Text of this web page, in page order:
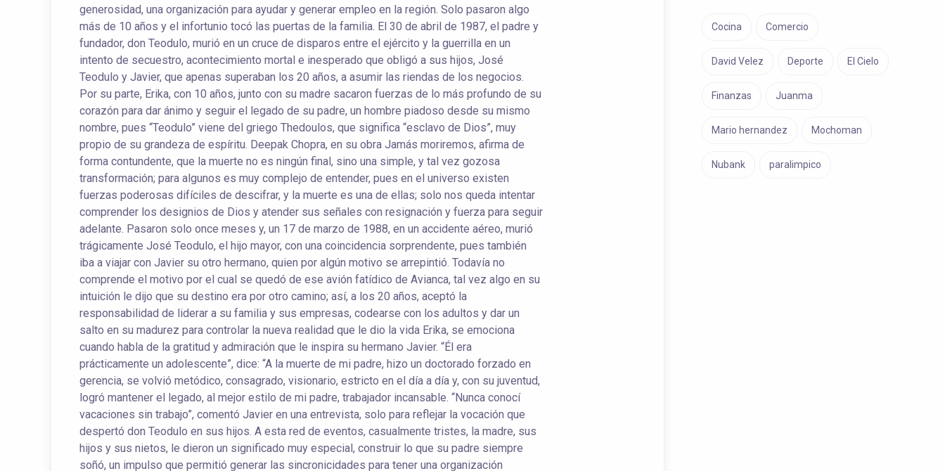
generosidad, una organización para ayudar y generar empleo en la región. Solo pasaron algo
más de 10 años y el infortunio tocó las puertas de la familia. El 30 de abril de 1987, el padre y
fundador, don Teodulo, murió en un cruce de disparos entre el ejército y la guerrilla en un
intento de secuestro, acontecimiento mortal e inesperado que obligó a sus hijos, José
Teodulo y Javier, que apenas superaban los 20 años, a asumir las riendas de los negocios.
Por su parte, Erika, con 10 años, junto con su madre sacaron fuerzas de lo más profundo de su
corazón para dar ánimo y seguir el legado de su padre, un hombre piadoso desde su mismo
nombre, pues “Teodulo” viene del griego Thedoulos, que significa “esclavo de Dios”, muy
propio de su grandeza de espíritu. Deepak Chopra, en su obra Jamás moriremos, afirma de
forma contundente, que la muerte no es ningún final, sino una simple, y tal vez gozosa
transformación; para algunos es muy complejo de entender, pues en el universo existen
fuerzas poderosas difíciles de descifrar, y la muerte es una de ellas; solo nos queda intentar
comprender los designios de Dios y atender sus señales con resignación y fuerza para seguir
adelante. Pasaron solo once meses y, un 17 de marzo de 1988, en un accidente aéreo, murió
trágicamente José Teodulo, el hijo mayor, con una coincidencia sorprendente, pues también
iba a viajar con Javier su otro hermano, quien por algún motivo se arrepintió. Todavía no
comprende el motivo por el cual se quedó de ese avión fatídico de Avianca, tal vez algo en su
intuición le dijo que su destino era por otro camino; así, a los 20 años, aceptó la
responsabilidad de liderar a su familia y sus empresas, codearse con los adultos y dar un
salto en su madurez para controlar la nueva realidad que le dio la vida Erika, se emociona
cuando habla de la gratitud y admiración que le inspira su hermano Javier. “Él era
prácticamente un adolescente”, dice: “A la muerte de mi padre, hizo un doctorado forzado en
gerencia, se volvió metódico, consagrado, visionario, estricto en el día a día y, con su juventud,
logró mantener el legado, al mejor estilo de mi padre, trabajador incansable. “Nunca conocí
vacaciones sin trabajo”, comentó Javier en una entrevista, solo para reflejar la vocación que
despertó don Teodulo en sus hijos. A esta red de eventos, casualmente tristes, la madre, sus
hijos y sus nietos, le dieron un significado muy especial, construir lo que su padre siempre
soñó, un impulso que permitió generar las sincronicidades para tener una organización
Cocina Comercio
David Velez Deporte El Cielo
Finanzas Juanma
Mario hernandez Mochoman
Nubank paralimpico